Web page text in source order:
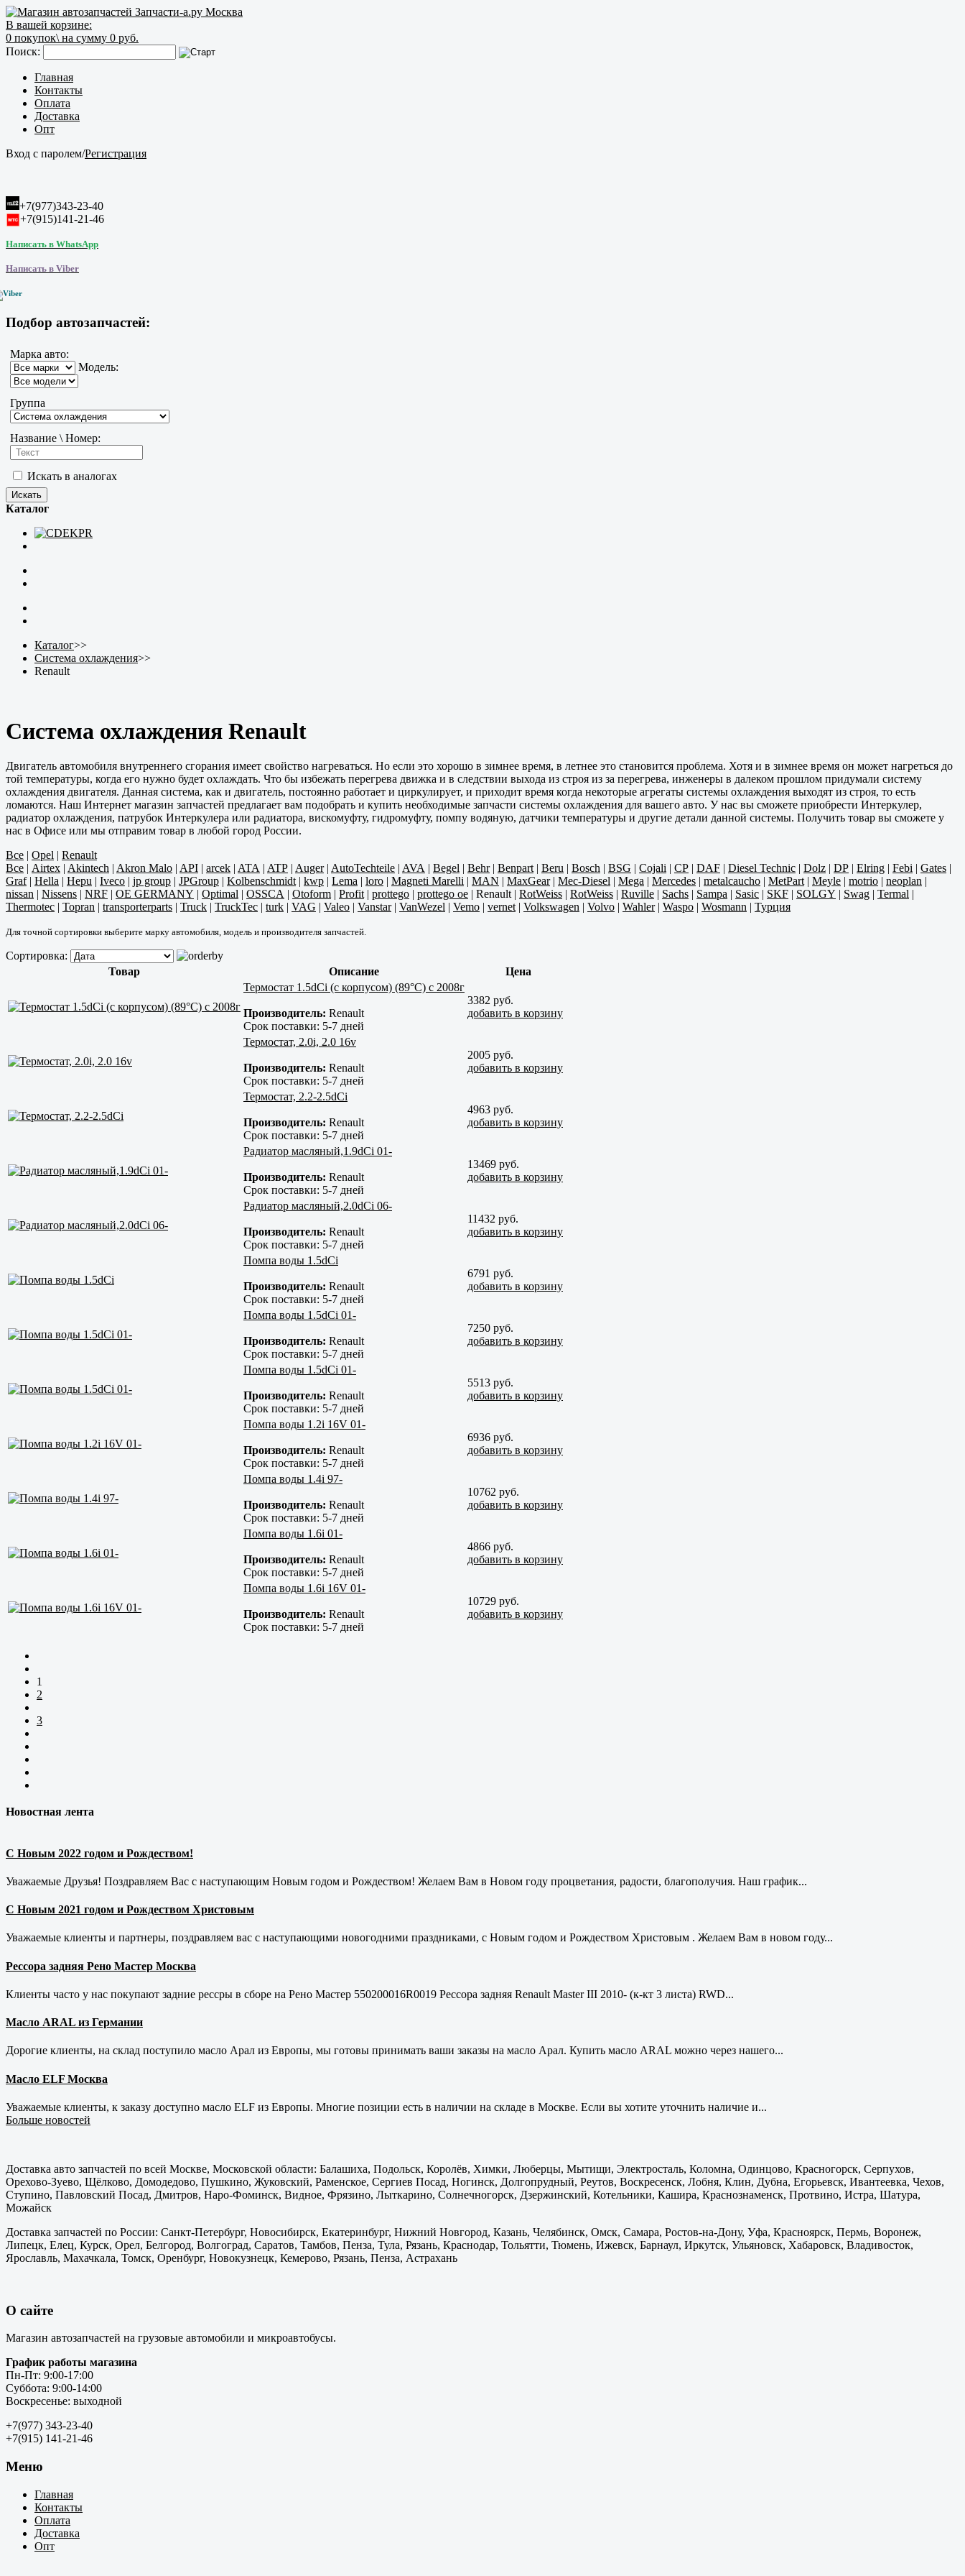
В вашей корзине:
0 покупок\ на сумму 0 руб.
Поиск:
Главная
Контакты
Оплата
Доставка
Опт
Вход с паролем/Регистрация
+7(977)343-23-40
+7(915)141-21-46
Написать в WhatsApp
Написать в Viber
Подбор автозапчастей:
Марка авто:
Модель:
Группа
Название \ Номер:
Искать в аналогах
Каталог
Каталог>>
Система охлаждения>>
Renault
Система охлаждения Renault
Двигатель автомобиля внутреннего сгорания имеет свойство нагреваться. Но если это хорошо в зимнее время, в летнее это становится проблема. Хотя и в зимнее время он может нагреться до
той температуры, когда его нужно будет охлаждать. Что бы избежать перегрева движка и в следствии выхода из строя из за перегрева, инженеры в далеком прошлом придумали систему
охлаждения двигателя. Данная система, как и двигатель, постоянно работает и циркулирует, и приходит время когда некоторые агрегаты системы охлаждения выходят из строя, то есть
ломаются. Наш Интернет магазин запчастей предлагает вам подобрать и купить необходимые запчасти системы охлаждения для вашего авто. У нас вы сможете приобрести Интеркулер,
радиатор охлаждения, патрубок Интеркулера или радиатора, вискомуфту, гидромуфту, помпу водяную, датчики температуры и другие детали данной системы. Получить товар вы сможете у
нас в Офисе или мы отправим товар в любой город России.
Все | Opel | Renault
Все | Airtex | Akintech | Akron Malo | API | arcek | ATA | ATP | Auger| AutoTechteile | AVA | Begel | Behr| Benpart | Beru | Bosch | BSG | Cojali | CP | DAF | Diesel Technic | Dolz | DP | Elring | Febi | Gates |
Graf| Hella | Hepu | Iveco | jp group | JPGroup | Kolbenschmidt | kwp | Lema | loro | Magneti Marelli | MAN | MaxGear| Mec-Diesel | Mega | Mercedes | metalcaucho | MetPart | Meyle | motrio | neoplan |
nissan | Nissens | NRF | OE GERMANY | Optimal | OSSCA | Otoform | Profit | prottego | prottego oe | Renault | RotWeiss | RotWeiss | Ruville | Sachs | Sampa | Sasic | SKF | SOLGY | Swag | Termal |
Thermotec | Topran | transporterparts | Truck | TruckTec | turk | VAG | Valeo | Vanstar| VanWezel | Vemo | vernet | Volkswagen | Volvo | Wahler| Waspo | Wosmann | Турция
Для точной сортировки выберите марку автомобиля, модель и производителя запчастей.
Сортировка:
Товар
Описание
Цена
Термостат 1.5dCi (с корпусом) (89°C) c 2008г
Производитель: Renault
Срок поставки: 5-7 дней
3382 руб.
добавить в корзину
Термостат, 2.0i, 2.0 16v
Производитель: Renault
Срок поставки: 5-7 дней
2005 руб.
добавить в корзину
Термостат, 2.2-2.5dCi
Производитель: Renault
Срок поставки: 5-7 дней
4963 руб.
добавить в корзину
Радиатор масляный,1.9dCi 01-
Производитель: Renault
Срок поставки: 5-7 дней
13469 руб.
добавить в корзину
Радиатор масляный,2.0dCi 06-
Производитель: Renault
Срок поставки: 5-7 дней
11432 руб.
добавить в корзину
Помпа воды 1.5dCi
Производитель: Renault
Срок поставки: 5-7 дней
6791 руб.
добавить в корзину
Помпа воды 1.5dCi 01-
Производитель: Renault
Срок поставки: 5-7 дней
7250 руб.
добавить в корзину
Помпа воды 1.5dCi 01-
Производитель: Renault
Срок поставки: 5-7 дней
5513 руб.
добавить в корзину
Помпа воды 1.2i 16V 01-
Производитель: Renault
Срок поставки: 5-7 дней
6936 руб.
добавить в корзину
Помпа воды 1.4i 97-
Производитель: Renault
Срок поставки: 5-7 дней
10762 руб.
добавить в корзину
Помпа воды 1.6i 01-
Производитель: Renault
Срок поставки: 5-7 дней
4866 руб.
добавить в корзину
Помпа воды 1.6i 16V 01-
Производитель: Renault
Срок поставки: 5-7 дней
10729 руб.
добавить в корзину
1
2
3
Новостная лента
С Новым 2022 годом и Рождеством!
Уважаемые Друзья! Поздравляем Вас с наступающим Новым годом и Рождеством! Желаем Вам в Новом году процветания, радости, благополучия. Наш график...
С Новым 2021 годом и Рождеством Христовым
Уважаемые клиенты и партнеры, поздравляем вас с наступающими новогодними праздниками, с Новым годом и Рождеством Христовым . Желаем Вам в новом году...
Рессора задняя Рено Мастер Москва
Клиенты часто у нас покупают задние рессры в сборе на Рено Мастер 550200016R0019 Рессора задняя Renault Master III 2010- (к-кт 3 листа) RWD...
Масло ARAL из Германии
Дорогие клиенты, на склад поступило масло Арал из Европы, мы готовы принимать ваши заказы на масло Арал. Купить масло ARAL можно через нашего...
Масло ELF Москва
Уважаемые клиенты, к заказу доступно масло ELF из Европы. Многие позиции есть в наличии на складе в Москве. Если вы хотите уточнить наличие и...
Больше новостей
Доставка авто запчастей по всей Москве, Московской области: Балашиха, Подольск, Королёв, Химки, Люберцы, Мытищи, Электросталь, Коломна, Одинцово, Красногорск, Серпухов,
Орехово-Зуево, Щёлково, Домодедово, Пушкино, Жуковский, Раменское, Сергиев Посад, Ногинск, Долгопрудный, Реутов, Воскресенск, Лобня, Клин, Дубна, Егорьевск, Ивантеевка, Чехов,
Ступино, Павловский Посад, Дмитров, Наро-Фоминск, Видное, Фрязино, Лыткарино, Солнечногорск, Дзержинский, Котельники, Кашира, Краснознаменск, Протвино, Истра, Шатура,
Можайск
Доставка запчастей по России: Санкт-Петербург, Новосибирск, Екатеринбург, Нижний Новгород, Казань, Челябинск, Омск, Самара, Ростов-на-Дону, Уфа, Красноярск, Пермь, Воронеж,
Липецк, Елец, Курск, Орел, Белгород, Волгоград, Саратов, Тамбов, Пенза, Тула, Рязань, Краснодар, Тольятти, Тюмень, Ижевск, Барнаул, Иркутск, Ульяновск, Хабаровск, Владивосток,
Ярославль, Махачкала, Томск, Оренбург, Новокузнецк, Кемерово, Рязань, Пенза, Астрахань
О сайте
Магазин автозапчастей на грузовые автомобили и микроавтобусы.
График работы магазина
Пн-Пт: 9:00-17:00
Суббота: 9:00-14:00
Воскресенье: выходной
+7(977) 343-23-40
+7(915) 141-21-46
Меню
Главная
Контакты
Оплата
Доставка
Опт